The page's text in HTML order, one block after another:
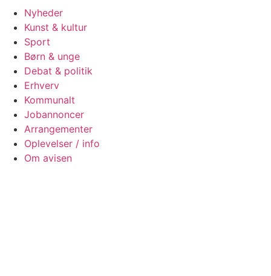
Nyheder
Kunst & kultur
Sport
Børn & unge
Debat & politik
Erhverv
Kommunalt
Jobannoncer
Arrangementer
Oplevelser / info
Om avisen